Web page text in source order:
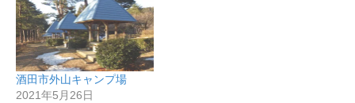
酒田市外山キャンプ場
2021年5月26日